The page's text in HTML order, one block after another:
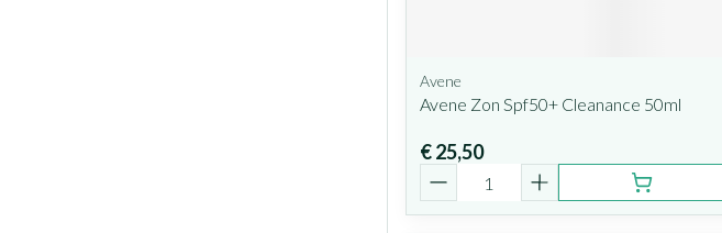
Avene
Avene Zon Spf50+ Cleanance 50ml
€ 25,50